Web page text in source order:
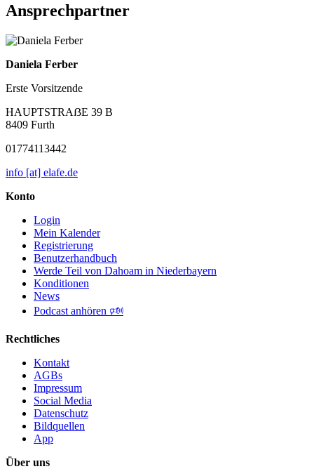
Ansprechpartner
Daniela Ferber
Erste Vorsitzende
HAUPTSTRAẞE 39 B
8409 Furth
01774113442
info [at] elafe.de
Konto
Login
Mein Kalender
Registrierung
Benutzerhandbuch
Werde Teil von Dahoam in Niederbayern
Konditionen
News
Podcast anhören 🕬
Rechtliches
Kontakt
AGBs
Impressum
Social Media
Datenschutz
Bildquellen
App
Über uns